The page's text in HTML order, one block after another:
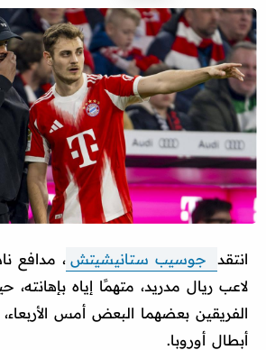
انتقد جوسيب ستانيشيتش ، مدافع
لاعب ريال مدريد، متهمًا إياه بإهانته،
الفريقين بعضهما البعض أمس
أبطال أوروبا.